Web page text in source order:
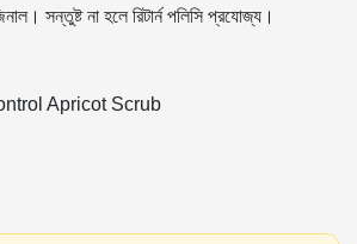
সন্তুষ্ট না হলে রিটার্ন পলিসি প্রযোজ্য।
Apricot Scrub